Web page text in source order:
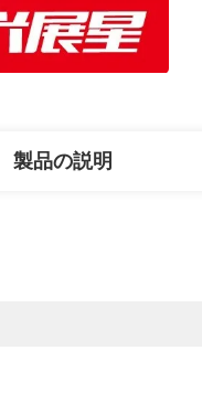
製品の説明